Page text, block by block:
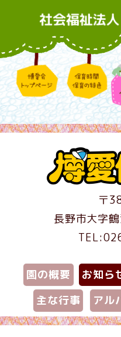
〒
長野市大字
園の概要 お知ら
主な行事
アル